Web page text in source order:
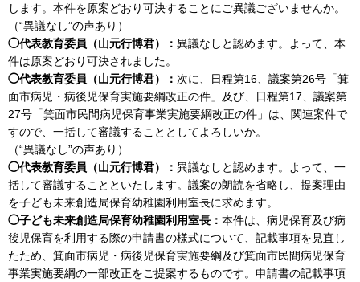
します。本件を原案どおり可決することにご異議ございませんか。
（“異議なし”の声あり）
◯代表教育委員（山元行博君）： 異議なしと認めます。よって、本
件は原案どおり可決されました。
◯代表教育委員（山元行博君）： 次に、日程第16、議案第26号「箕
面市病児・病後児保育実施要綱改正の件」及び、日程第17、議案第
27号「箕面市民間病児保育事業実施要綱改正の件」は、関連案件で
すので、一括して審議することとしてよろしいか。
（“異議なし”の声あり）
◯代表教育委員（山元行博君）： 異議なしと認めます。よって、一
括して審議することといたします。議案の朗読を省略し、提案理由
を子ども未来創造局保育幼稚園利用室長に求めます。
◯子ども未来創造局保育幼稚園利用室長： 本件は、病児保育及び病
後児保育を利用する際の申請書の様式について、記載事項を見直し
たため、箕面市病児・病後児保育実施要綱及び箕面市民間病児保育
事業実施要綱の一部改正をご提案するものです。申請書の記載事項